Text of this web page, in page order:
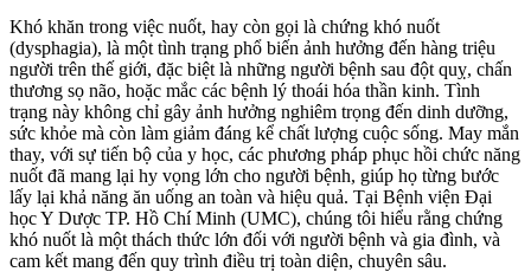
Khó khăn trong việc nuốt, hay còn gọi là chứng khó nuốt
(dysphagia), là một tình trạng phổ biến ảnh hưởng đến hàng triệu
người trên thế giới, đặc biệt là những người bệnh sau đột quỵ, chấn
thương sọ não, hoặc mắc các bệnh lý thoái hóa thần kinh. Tình
trạng này không chỉ gây ảnh hưởng nghiêm trọng đến dinh dưỡng,
sức khỏe mà còn làm giảm đáng kể chất lượng cuộc sống. May mắn
thay, với sự tiến bộ của y học, các phương pháp phục hồi chức năng
nuốt đã mang lại hy vọng lớn cho người bệnh, giúp họ từng bước
lấy lại khả năng ăn uống an toàn và hiệu quả. Tại Bệnh viện Đại
học Y Dược TP. Hồ Chí Minh (UMC), chúng tôi hiểu rằng chứng
khó nuốt là một thách thức lớn đối với người bệnh và gia đình, và
cam kết mang đến quy trình điều trị toàn diện, chuyên sâu.